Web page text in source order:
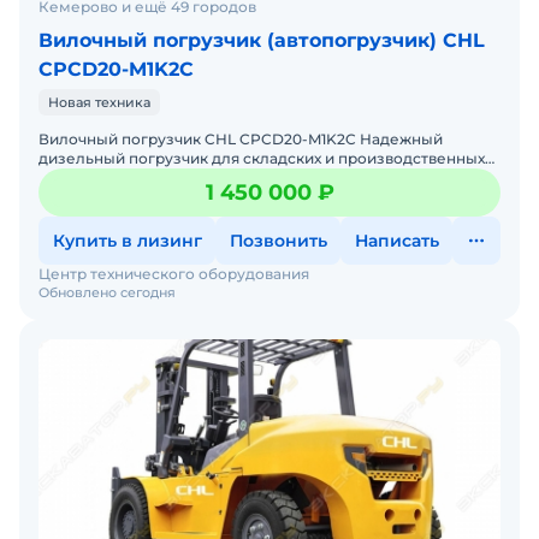
погрузчики вилочные волгоград, вилочный
погрузчик владимир, вилочный погрузчик
иркутск, купить вилочный погрузчик владивосток,
купить вилочный погрузчик в спб, вилочный
вилочные погрузчики Hangcha, вилочный
погрузчик Komatsu
Кемерово и ещё 49 городов
Вилочный погрузчик (автопогрузчик) CHL
CPCD20-M1K2C
Новая техника
Вилочный погрузчик CHL CPCD20-M1K2C Надежный
дизельный погрузчик для складских и производственных
1 450 000 ₽
Купить в лизинг Позвонить Написать
Обновлено сегодня
Центр технического оборудования